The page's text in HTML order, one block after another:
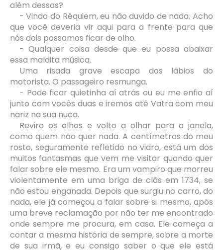
além dessas?
- Vindo do Réquiem, eu não duvido de nada. Acho
que você deveria vir aqui para a frente para que
nós dois possamos ficar de olho.
- Qualquer coisa desde que eu possa abaixar
essa maldita música.
Uma risada grave escapa dos lábios do
motorista. O passageiro resmunga.
- Pode ficar quietinha aí atrás ou eu me enfio aí
junto com vocês duas e iremos até Vatra com meu
nariz na sua nuca.
Reviro os olhos e volto a olhar para a janela,
como quem não quer nada. A centímetros do meu
rosto, seguramente refletido no vidro, está um dos
muitos fantasmas que vem me visitar quando quer
falar sobre ele mesmo. Era um vampiro que morreu
violentamente em uma briga de clãs em 1734, se
não estou enganada. Depois que surgiu no carro, do
nada, ele já começou a falar sobre si mesmo, após
uma breve reclamação por não ter me encontrado
onde sempre me procura, em casa. Ele começa a
contar a mesma história de sempre, sobre a morte
de sua irmã, e eu consigo saber o que ele está